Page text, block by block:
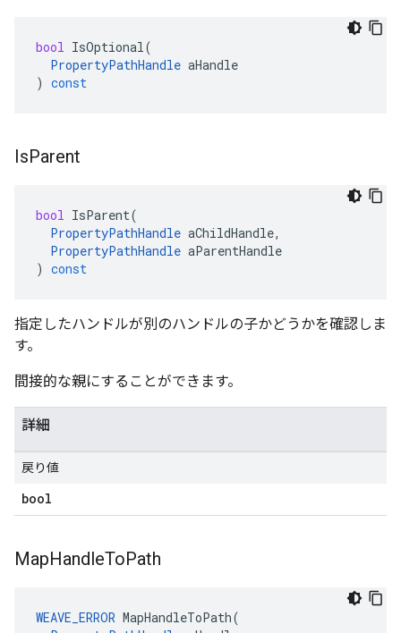
bool IsOptional(
PropertyPathHandle aHandle
) const
IsParent
bool IsParent(
PropertyPathHandle aChildHandle,
PropertyPathHandle aParentHandle
) const
指定したハンドルが別のハンドルの子かどうかを確認しま
す。
間接的な親にすることができます。
詳細
戻り値
bool
MapHandleToPath
WEAVE_ERROR MapHandleToPath(